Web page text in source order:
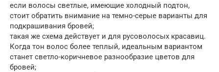
если волосы светлые, имеющие холодный подтон,
стоит обратить внимание на темно-серые варианты для
подкрашивания бровей;
такая же схема действует и для русоволосых красавиц.
Когда тон волос более теплый, идеальным вариантом
станет светло-коричневое разнообразие цветов для
бровей;